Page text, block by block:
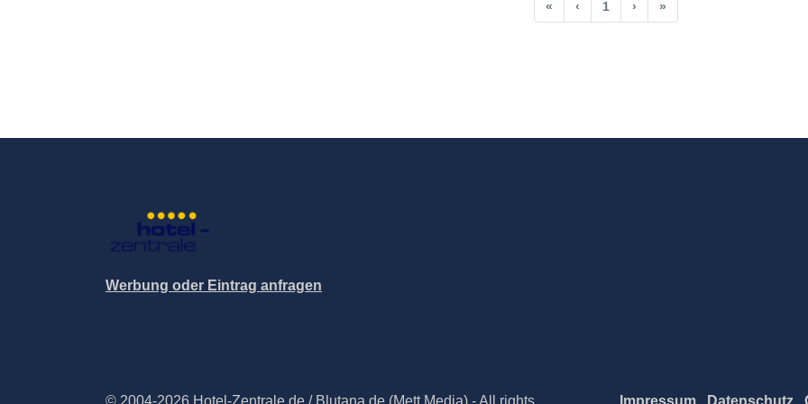
« ‹ 1 › »
Werbung oder Eintrag anfragen
© 2004-2026 Hotel-Zentrale.de / Blutana.de (Mett Media) - All rights Impressum Datenschutz